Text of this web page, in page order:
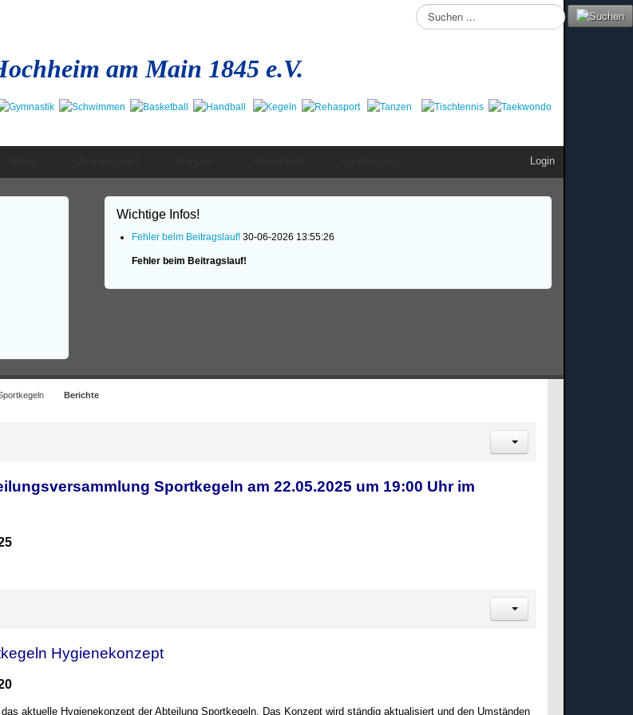
Suchen
...
am Main 1845 e.V.
Login
Wichtige Infos!
Fehler beim Beitragslauf! 30-06-2026 13:55:26
Fehler beim Beitragslauf!
Berichte
Sportkegeln am 22.05.2025 um 19:00 Uhr im
Hygienekonzept
aktuelle Hygienekonzept der Abteilung Sportkegeln. Das Konzept wird ständig aktualisiert und den Umständen